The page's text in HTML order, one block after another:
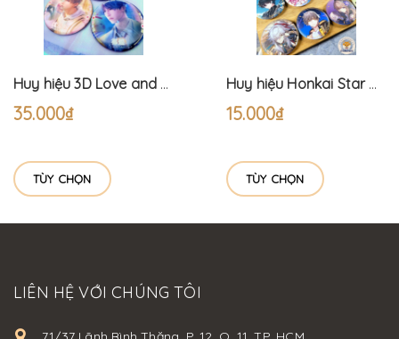
Huy hiệu 3D Love and Deepspace (7.5cm)
35.000₫
TÙY CHỌN
Huy hiệu Honkai Star Rail (6cm)
15.000₫
TÙY CHỌN
LIÊN HỆ VỚI CHÚNG TÔI